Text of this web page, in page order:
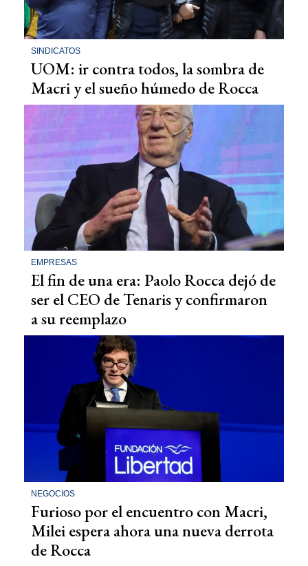
SINDICATOS
UOM: ir contra todos, la sombra de
Macri y el sueño húmedo de Rocca
EMPRESAS
El fin de una era: Paolo Rocca dejó de
ser el CEO de Tenaris y confirmaron
a su reemplazo
NEGOCIOS
Furioso por el encuentro con Macri,
Milei espera ahora una nueva derrota
de Rocca